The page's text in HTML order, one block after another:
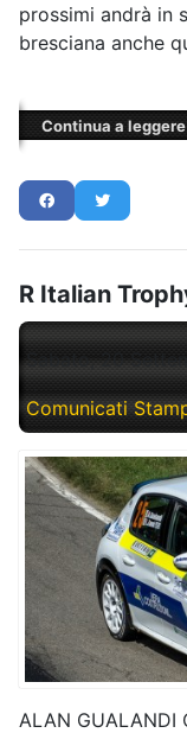
prossimi andrà in
bresciana anche
Continua a leggere
R Italian
Sabato, 20
Comunicati
ALAN GUALANDI